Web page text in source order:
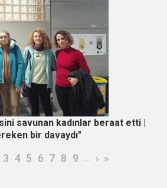
savunan kadınlar beraat etti |
bir davaydı"
sayfa
an kullanılan sayfa
Page
3 Page
4 Page
5 Page
6 Page
7 Page
8 Page
9 … Sonraki sayfa
› Son sayfa
»